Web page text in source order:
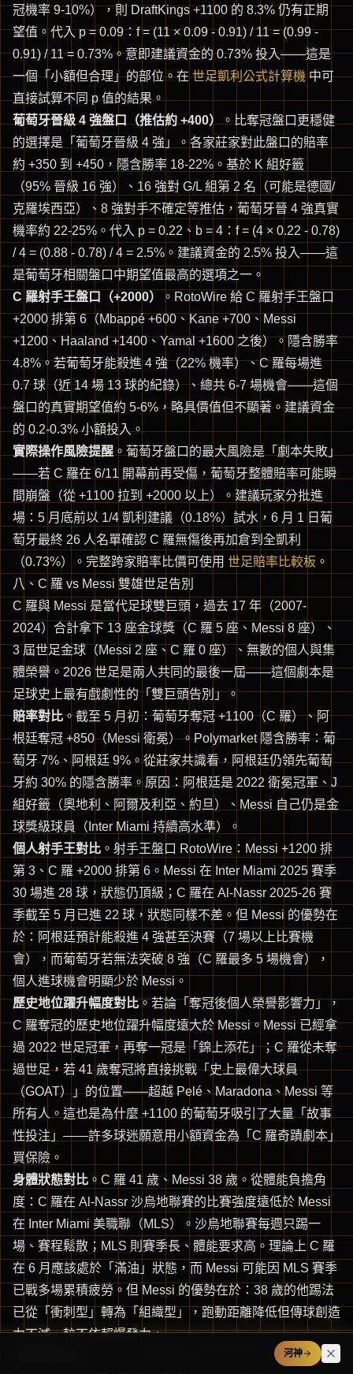
冠機率 9-10%），則 DraftKings +1100 的 8.3% 仍有正期
望值。代入 p = 0.09：f = (11 × 0.09 - 0.91) / 11 = (0.99 -
0.91) / 11 = 0.73%。意即建議資金的 0.73% 投入——這是
一個「小額但合理」的部位。在世足凱利公式計算機中可
直接試算不同 p 值的結果。
葡萄牙晉級 4 強盤口（推估約 +400）
。比奪冠盤口更穩健
的選擇是「葡萄牙晉級 4 強」。各家莊家對此盤口的賠率
約 +350 到 +450，隱含勝率 18-22%。基於 K 組好籤
（95% 晉級 16 強）、16 強對 G/L 組第 2 名（可能是德國/
克羅埃西亞）、8 強對手不確定等推估，葡萄牙晉 4 強真實
機率約 22-25%。代入 p = 0.22、b = 4：f = (4 × 0.22 - 0.78)
/ 4 = (0.88 - 0.78) / 4 = 2.5%。建議資金的 2.5% 投入——這
是葡萄牙相關盤口中期望值最高的選項之一。
C 羅射手王盤口（+2000）
。RotoWire 給 C 羅射手王盤口
+2000 排第 6（Mbappé +600、Kane +700、Messi
+1200、Haaland +1400、Yamal +1600 之後）。隱含勝率
4.8%。若葡萄牙能殺進 4 強（22% 機率）、C 羅每場進
0.7 球（近 14 場 13 球的紀錄）、總共 6-7 場機會——這個
盤口的真實期望值約 5-6%，略具價值但不顯著。建議資金
的 0.2-0.3% 小額投入。
實際操作風險提醒 。葡萄牙盤口的最大風險是「劇本失敗」
——若 C 羅在 6/11 開幕前再受傷，葡萄牙整體賠率可能瞬
間崩盤（從 +1100 拉到 +2000 以上）。建議玩家分批進
場：5 月底前以 1/4 凱利建議（0.18%）試水，6 月 1 日葡
萄牙最終 26 人名單確認 C 羅無傷後再加倉到全凱利
（0.73%）。完整跨家賠率比價可使用 世足賠率比較板 。
八、C 羅 vs Messi 雙雄世足告別
C 羅與 Messi 是當代足球雙巨頭，過去 17 年（2007-
2024）合計拿下 13 座金球獎（C 羅 5 座、Messi 8 座）、
3 屆世足金球（Messi 2 座、C 羅 0 座）、無數的個人與集
體榮譽。2026 世足是兩人共同的最後一屆——這個劇本是
足球史上最有戲劇性的「雙巨頭告別」。
賠率對比。截至 5 月初：葡萄牙奪冠 +1100（C 羅）、阿
根廷奪冠 +850（Messi 衛冕）。Polymarket 隱含勝率：葡
萄牙 7%、阿根廷 9%。從莊家共識看，阿根廷仍領先葡萄
牙約 30% 的隱含勝率。原因：阿根廷是 2022 衛冕冠軍、J
組好籤（奧地利、阿爾及利亞、約旦）、Messi 自己仍是金
球獎級球員（Inter Miami 持續高水準）。
個人射手王對比 。射手王盤口 RotoWire：Messi +1200 排
第 3、C 羅 +2000 排第 6。Messi 在 Inter Miami 2025 賽季
30 場進 28 球，狀態仍頂級；C 羅在 Al-Nassr 2025-26 賽
季截至 5 月已進 22 球，狀態同樣不差。但 Messi 的優勢在
於：阿根廷預計能殺進 4 強甚至決賽（7 場以上比賽機
會），而葡萄牙若無法突破 8 強（C 羅最多 5 場機會），
個人進球機會明顯少於 Messi。
歷史地位躍升幅度對比。若論「奪冠後個人榮譽影響力」，
C 羅奪冠的歷史地位躍升幅度遠大於 Messi。Messi 已經拿
過 2022 世足冠軍，再奪一冠是「錦上添花」；C 羅從未奪
過世足，若 41 歲奪冠將直接挑戰「史上最偉大球員
（GOAT）」的位置——超越 Pelé、Maradona、Messi 等
所有人。這也是為什麼 +1100 的葡萄牙吸引了大量「故事
性投注」——許多球迷願意用小額資金為「C 羅奇蹟劇本」
買保險。
身體狀態對比 。C 羅 41 歲、Messi 38 歲。從體能負擔角
度：C 羅在 Al-Nassr 沙烏地聯賽的比賽強度遠低於 Messi
在 Inter Miami 美職聯（MLS）。沙烏地聯賽每週只踢一
場、賽程鬆散；MLS 則賽季長、體能要求高。理論上 C 羅
在 6 月應該處於「滿油」狀態，而 Messi 可能因 MLS 賽季
已戰多場累積疲勞。但 Messi 的優勢在於：38 歲的他踢法
已從「衝刺型」轉為「組織型」，跑動距離降低但傳球創造
力不減，較不依賴爆發力。
。Messi 在阿根廷有 Lautaro Martínez、
河神